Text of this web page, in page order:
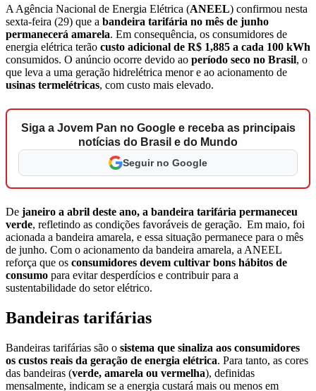
A Agência Nacional de Energia Elétrica (ANEEL) confirmou nesta
sexta-feira (29) que a bandeira tarifária no mês de junho
permanecerá amarela. Em consequência, os consumidores de
energia elétrica terão custo adicional de R$ 1,885 a cada 100 kWh
consumidos. O anúncio ocorre devido ao período seco no Brasil, o
que leva a uma geração hidrelétrica menor e ao acionamento de
usinas termelétricas, com custo mais elevado.
Siga a Jovem Pan no Google e receba as principais
notícias do Brasil e do Mundo
Seguir no Google
De janeiro a abril deste ano, a bandeira tarifária permaneceu
verde, refletindo as condições favoráveis de geração. Em maio, foi
acionada a bandeira amarela, e essa situação permanece para o mês
de junho. Com o acionamento da bandeira amarela, a ANEEL
reforça que os consumidores devem cultivar bons hábitos de
consumo para evitar desperdícios e contribuir para a
sustentabilidade do setor elétrico.
Bandeiras tarifárias
Bandeiras tarifárias são o sistema que sinaliza aos consumidores
os custos reais da geração de energia elétrica. Para tanto, as cores
das bandeiras (verde, amarela ou vermelha), definidas
mensalmente, indicam se a energia custará mais ou menos em